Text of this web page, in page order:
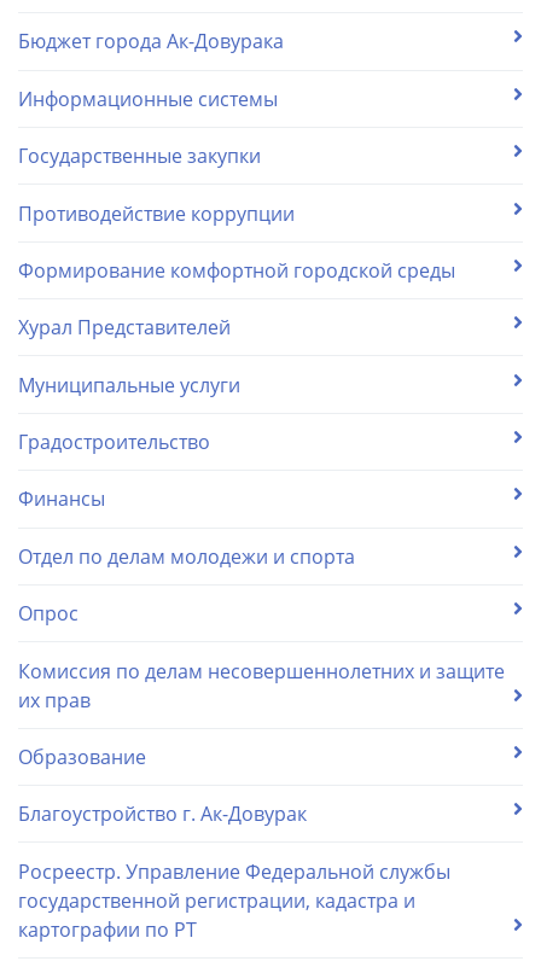
Бюджет города Ак-Довурака
Информационные системы
Государственные закупки
Противодействие коррупции
Формирование комфортной городской среды
Хурал Представителей
Муниципальные услуги
Градостроительство
Финансы
Отдел по делам молодежи и спорта
Опрос
Комиссия по делам несовершеннолетних и защите
их прав
Образование
Благоустройство г. Ак-Довурак
Росреестр. Управление Федеральной службы
государственной регистрации, кадастра и
картографии по РТ